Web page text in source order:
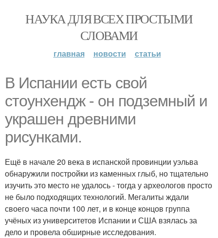
НАУКА ДЛЯ ВСЕХ ПРОСТЫМИ
СЛОВАМИ
главная новости статьи
В Испании есть свой
стоунхендж - он подземный и
украшен древними
рисунками.
Ещё в начале 20 века в испанской провинции уэльва
обнаружили постройки из каменных глыб, но тщательно
изучить это место не удалось - тогда у археологов просто
не было подходящих технологий. Мегалиты ждали
своего часа почти 100 лет, и в конце концов группа
учёных из университетов Испании и США взялась за
дело и провела обширные исследования.